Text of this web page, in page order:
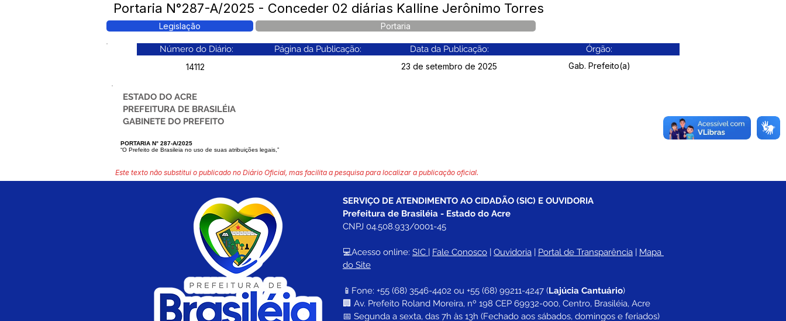
Portaria N°287-A/2025 - Conceder 02 diárias Kalline Jerônimo Torres
Legislação Portaria
Número do Diário: Página da Publicação: Data da Publicação: Órgão:
14112 23 de setembro de 2025 Gab. Prefeito(a)
ESTADO DO ACRE
PREFEITURA DE BRASILÉIA
GABINETE DO PREFEITO
PORTARIA N° 287-A/2025
“O Prefeito de Brasileia no uso de suas atribuições legais,”
Este texto não substitui o publicado no Diário Oficial, mas facilita a pesquisa para localizar a publicação oficial.
SERVIÇO DE ATENDIMENTO AO CIDADÃO (SIC) E OUVIDORIA
Prefeitura de Brasiléia - Estado do Acre
CNPJ 04.508.933/0001-45
💻Acesso online: SIC | Fale Conosco | Ouvidoria | Portal de Transparência | Mapa
do Site
📱Fone: +55 (68) 3546-4402 ou +55 (68) 99211-4247 (Lajúcia Cantuário)
🏢 Av. Prefeito Roland Moreira, nº 198 CEP 69932-000, Centro, Brasiléia, Acre
📅 Segunda a sexta, das 7h às 13h (Fechado aos sábados, domingos e feriados)